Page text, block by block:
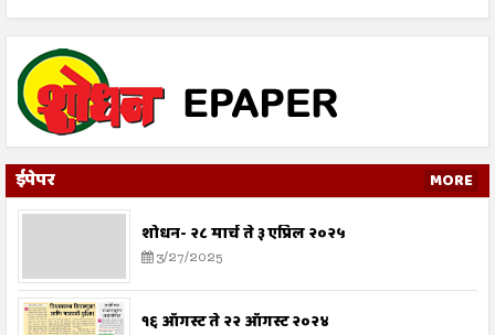
ईपेपर MORE
शोधन- २८ मार्च ते ३ एप्रिल २०२५
3/27/2025
१६ ऑगस्ट ते २२ ऑगस्ट २०२४